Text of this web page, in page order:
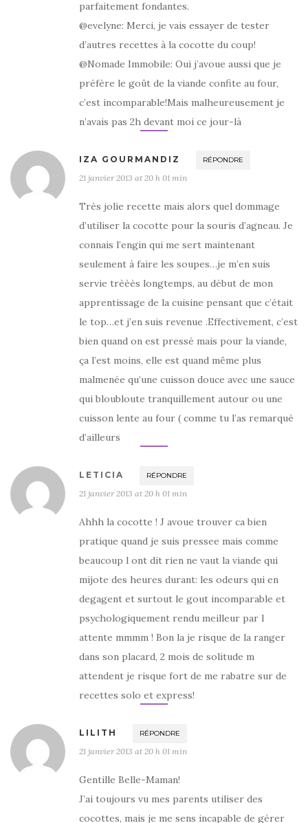
parfaitement fondantes.
@evelyne: Merci, je vais essayer de tester
d’autres recettes à la cocotte du coup!
@Nomade Immobile: Oui j’avoue aussi que je
préfère le goût de la viande confite au four,
c’est incomparable!Mais malheureusement je
n’avais pas 2h devant moi ce jour-là
IZA GOURMANDIZ RÉPONDRE
21 janvier 2013 at 20 h 01 min
Très jolie recette mais alors quel dommage
d’utiliser la cocotte pour la souris d’agneau. Je
connais l’engin qui me sert maintenant
seulement à faire les soupes…je m’en suis
servie trèèès longtemps, au début de mon
apprentissage de la cuisine pensant que c’était
le top…et j’en suis revenue .Effectivement, c’est
bien quand on est pressé mais pour la viande,
ça l’est moins, elle est quand même plus
malmenée qu’une cuisson douce avec une sauce
qui bloubloute tranquillement autour ou une
cuisson lente au four ( comme tu l’as remarqué
d’ailleurs
LETICIA RÉPONDRE
21 janvier 2013 at 20 h 01 min
Ahhh la cocotte ! J avoue trouver ca bien
pratique quand je suis pressee mais comme
beaucoup l ont dit rien ne vaut la viande qui
mijote des heures durant: les odeurs qui en
degagent et surtout le gout incomparable et
psychologiquement rendu meilleur par l
attente mmmm ! Bon la je risque de la ranger
dans son placard, 2 mois de solitude m
attendent je risque fort de me rabatre sur de
recettes solo et express!
LILITH RÉPONDRE
21 janvier 2013 at 20 h 01 min
Gentille Belle-Maman!
J’ai toujours vu mes parents utiliser des
cocottes, mais je me sens incapable de gérer